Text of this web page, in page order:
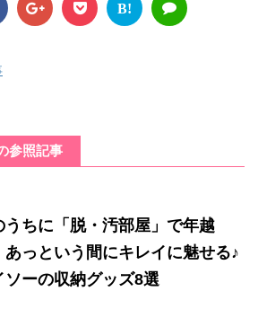
B!
参照記事
うちに「脱・汚部屋」で年越
あっという間にキレイに魅せる♪
ソーの収納グッズ8選